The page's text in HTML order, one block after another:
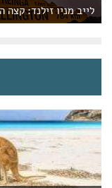
לייב מניו זילנד: קצה